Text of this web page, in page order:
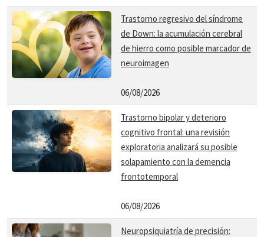
Trastorno regresivo del síndrome
de Down: la acumulación cerebral
de hierro como posible marcador de
neuroimagen
06/08/2026
Trastorno bipolar y deterioro
cognitivo frontal: una revisión
exploratoria analizará su posible
solapamiento con la demencia
frontotemporal
06/08/2026
Neuropsiquiatría de precisión: